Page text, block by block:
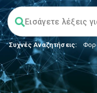
Συχνές Αναζητήσεις: